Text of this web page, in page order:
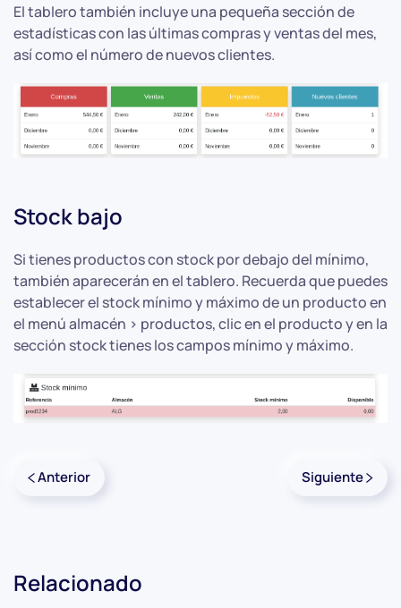
El tablero también incluye una pequeña sección de
estadísticas con las últimas compras y ventas del mes,
así como el número de nuevos clientes.
Stock bajo
Si tienes productos con stock por debajo del mínimo,
también aparecerán en el tablero. Recuerda que puedes
establecer el stock mínimo y máximo de un producto en
el menú almacén > productos, clic en el producto y en la
sección stock tienes los campos mínimo y máximo.
Anterior Siguiente
Relacionado